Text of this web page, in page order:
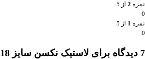
نمره 2 از 5
0
نمره 1 از 5
0
7 دیدگاه برای